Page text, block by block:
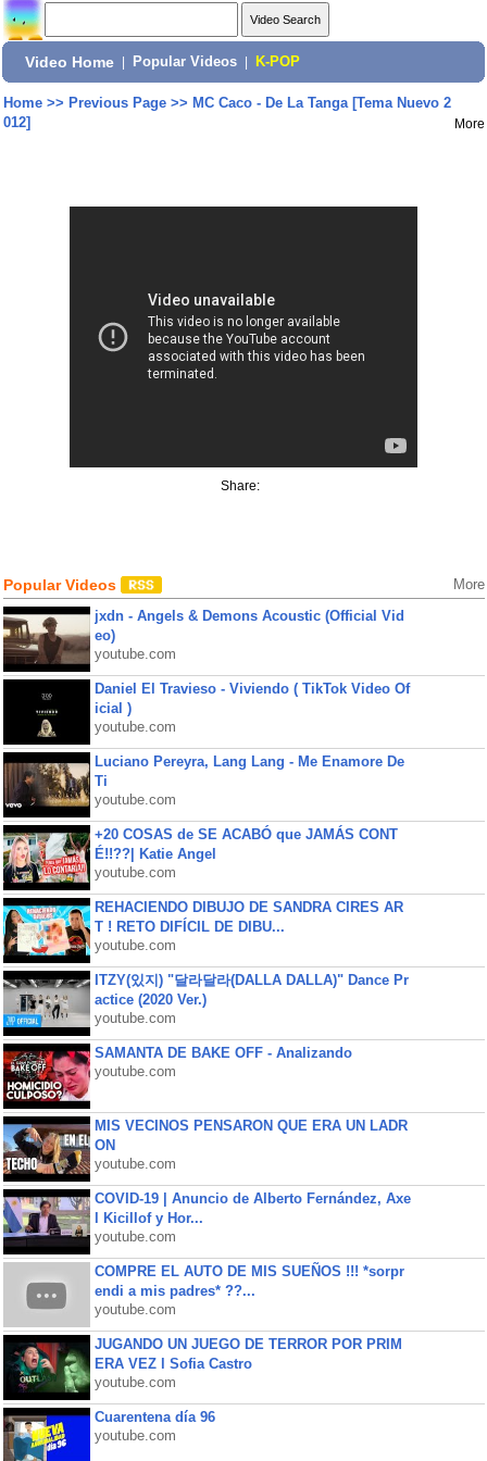
Video Home Popular Videos K-POP
Home>> Previous Page>> MC Caco - De La Tanga [Tema Nuevo 2
012]
More
Share:
Popular Videos More
jxdn - Angels & Demons Acoustic (Official Vid
eo)
youtube.com
Daniel El Travieso - Viviendo ( TikTok Video Of
icial )
youtube.com
Luciano Pereyra, Lang Lang - Me Enamore De
Ti
youtube.com
+20 COSAS de SE ACABÓ que JAMÁS CONT
É!!??| Katie Angel
youtube.com
REHACIENDO DIBUJO DE SANDRA CIRES AR
T ! RETO DIFÍCIL DE DIBU...
youtube.com
ITZY(있지) "달라달라(DALLA DALLA)" Dance Pr
actice (2020 Ver.)
youtube.com
SAMANTA DE BAKE OFF - Analizando
youtube.com
MIS VECINOS PENSARON QUE ERA UN LADR
ON
youtube.com
COVID-19 | Anuncio de Alberto Fernández, Axe
l Kicillof y Hor...
youtube.com
COMPRE EL AUTO DE MIS SUEÑOS !!! *sorpr
endi a mis padres* ??...
youtube.com
JUGANDO UN JUEGO DE TERROR POR PRIM
ERA VEZ l Sofia Castro
youtube.com
Cuarentena día 96
youtube.com